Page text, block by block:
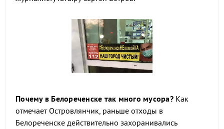
Почему в Белореченске так много мусора? Как
отмечает Островлянчик, раньше отходы в
Белореченске действительно захоранивались